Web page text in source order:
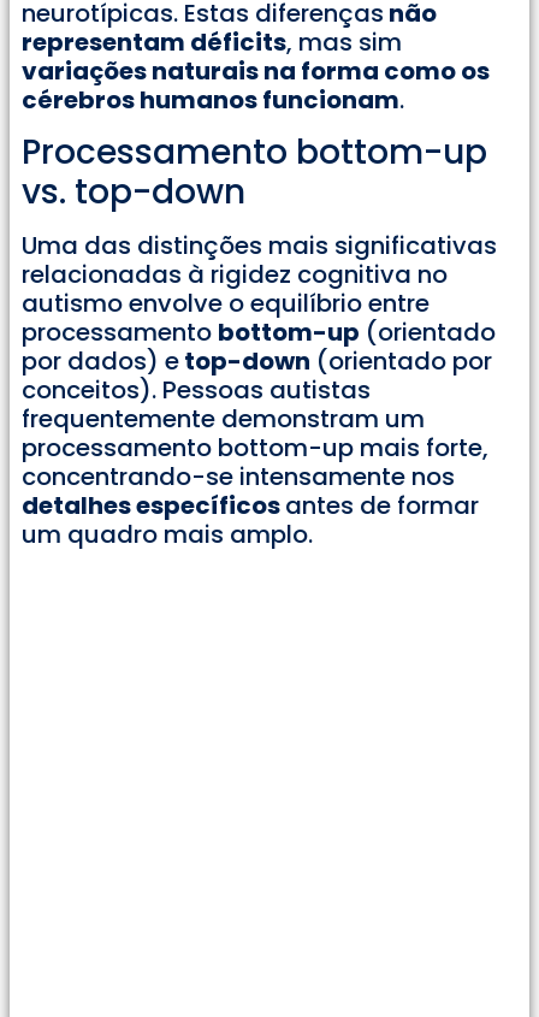
neurotípicas. Estas diferenças não
representam déficits, mas sim
variações naturais na forma como os
cérebros humanos funcionam.
Processamento bottom-up
vs. top-down
Uma das distinções mais significativas
relacionadas à rigidez cognitiva no
autismo envolve o equilíbrio entre
processamento bottom-up (orientado
por dados) etop-down (orientado por
conceitos). Pessoas autistas
frequentemente demonstram um
processamento bottom-up mais forte,
concentrando-se intensamente nos
detalhes específicosantes de formar
um quadro mais amplo.